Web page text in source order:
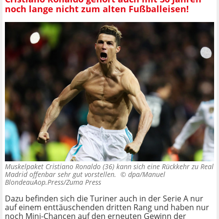
noch lange nicht zum alten Fußballeisen!
Muskelpaket Cristiano Ronaldo (36) kann sich eine Rückkehr zu Real
Madrid offenbar sehr gut vorstellen. © dpa/Manuel
BlondeauAop.Press/Zuma Press
Dazu befinden sich die Turiner auch in der Serie A nur
auf einem enttäuschenden dritten Rang und haben nur
noch Mini-Chancen auf den erneuten Gewinn der